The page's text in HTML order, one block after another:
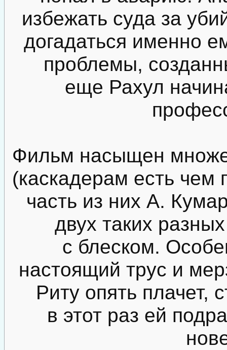
избежать суда за
догадаться именно
проблемы,
еще Рахул
Фильм насыщен
(каскадерам есть чем
часть из них А.
двух таких
с блеском.
настоящий трус и
Риту опять плачет,
в этот раз ей